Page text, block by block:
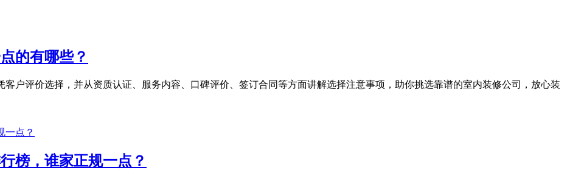
的有哪些？
户评价选择，并从资质认证、服务内容、口碑评价、签订合同等方面讲解选择注意事项，助你挑选靠谱的室内装修公司，放心装
榜，谁家正规一点？